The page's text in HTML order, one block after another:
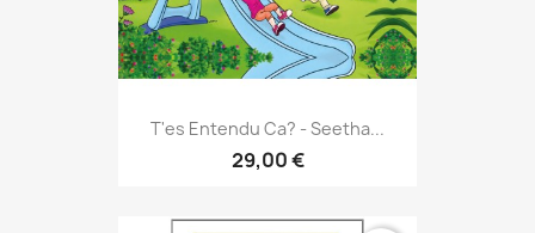
T'es Entendu Ca? - Seetha...
29,00 €